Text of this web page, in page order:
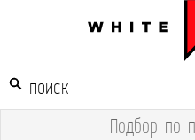
Подбор по